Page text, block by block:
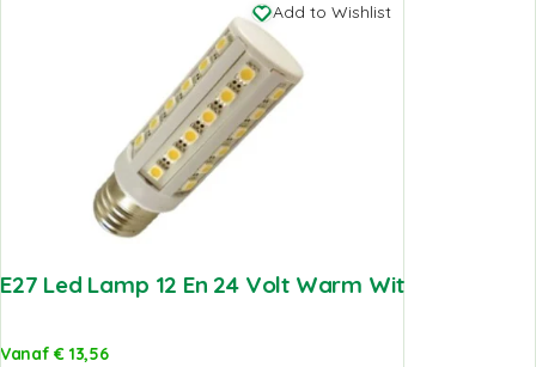
Add to Wishlist
E27 Led Lamp 12 En 24 Volt Warm Wit
Vanaf€ 13,56